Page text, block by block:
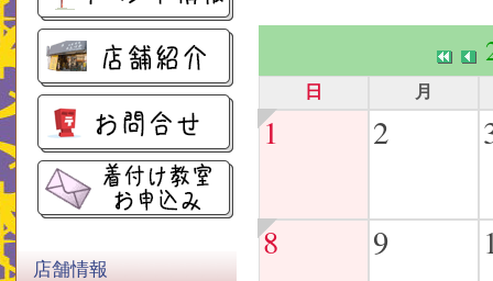
店舗情報
日 月
1 2
8 9